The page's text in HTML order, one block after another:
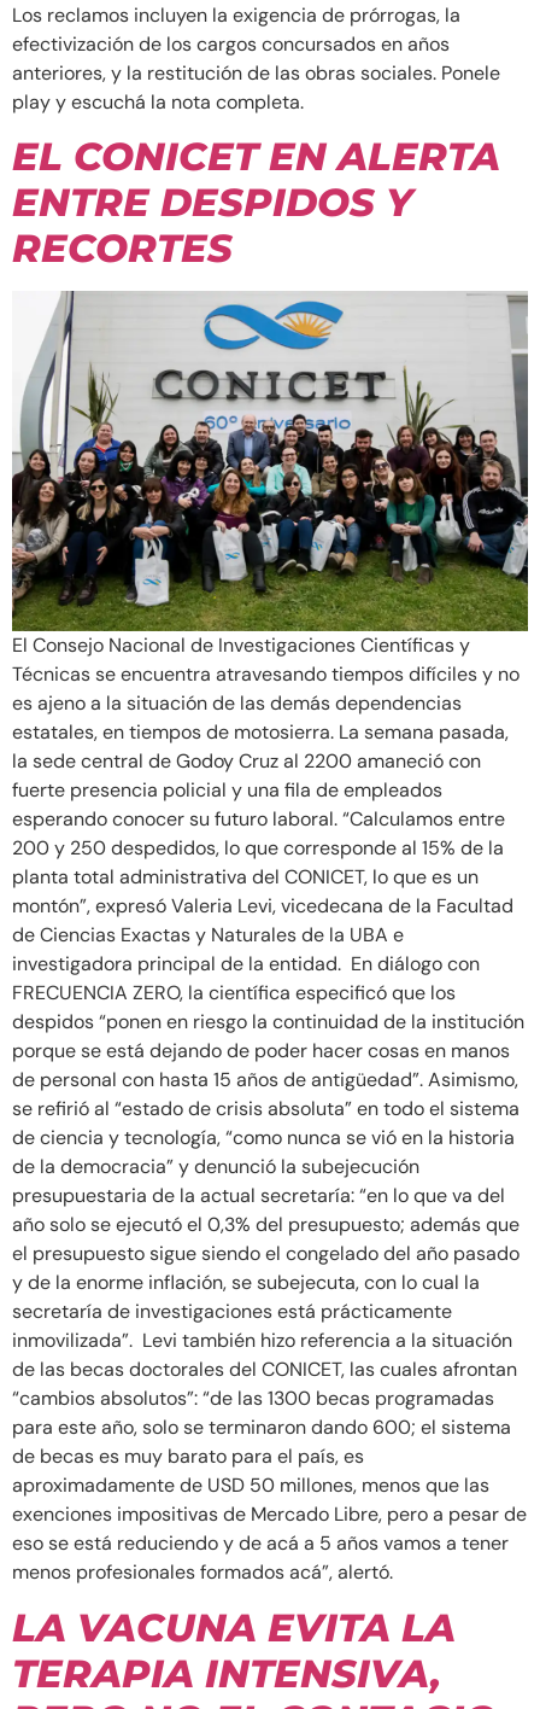
Los reclamos incluyen la exigencia de prórrogas, la
efectivización de los cargos concursados en años
anteriores, y la restitución de las obras sociales. Ponele
play y escuchá la nota completa.
EL CONICET EN ALERTA
ENTRE DESPIDOS Y
RECORTES
El Consejo Nacional de Investigaciones Científicas y
Técnicas se encuentra atravesando tiempos difíciles y no
es ajeno a la situación de las demás dependencias
estatales, en tiempos de motosierra. La semana pasada,
la sede central de Godoy Cruz al 2200 amaneció con
fuerte presencia policial y una fila de empleados
esperando conocer su futuro laboral. “Calculamos entre
200 y 250 despedidos, lo que corresponde al 15% de la
planta total administrativa del CONICET, lo que es un
montón”, expresó Valeria Levi, vicedecana de la Facultad
de Ciencias Exactas y Naturales de la UBA e
investigadora principal de la entidad. En diálogo con
FRECUENCIA ZERO, la científica especificó que los
despidos “ponen en riesgo la continuidad de la institución
porque se está dejando de poder hacer cosas en manos
de personal con hasta 15 años de antigüedad”. Asimismo,
se refirió al “estado de crisis absoluta” en todo el sistema
de ciencia y tecnología, “como nunca se vió en la historia
de la democracia” y denunció la subejecución
presupuestaria de la actual secretaría: “en lo que va del
año solo se ejecutó el 0,3% del presupuesto; además que
el presupuesto sigue siendo el congelado del año pasado
y de la enorme inflación, se subejecuta, con lo cual la
secretaría de investigaciones está prácticamente
inmovilizada”. Levi también hizo referencia a la situación
de las becas doctorales del CONICET, las cuales afrontan
“cambios absolutos”: “de las 1300 becas programadas
para este año, solo se terminaron dando 600; el sistema
de becas es muy barato para el país, es
aproximadamente de USD 50 millones, menos que las
exenciones impositivas de Mercado Libre, pero a pesar de
eso se está reduciendo y de acá a 5 años vamos a tener
menos profesionales formados acá”, alertó.
LA VACUNA EVITA LA
TERAPIA INTENSIVA,